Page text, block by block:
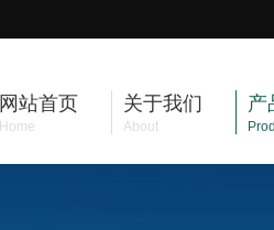
网站首页
Home
关于我们
About
产